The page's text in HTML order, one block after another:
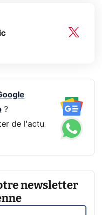
?
de l'actu
newsletter